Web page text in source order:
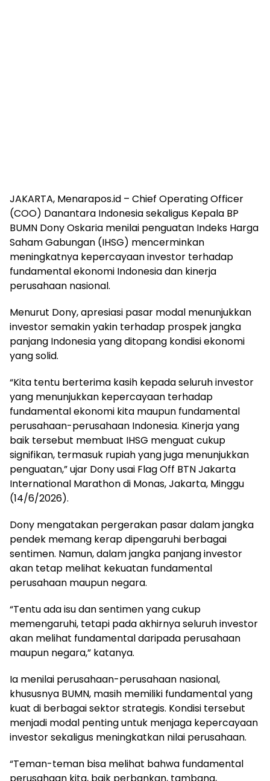
JAKARTA, Menarapos.id – Chief Operating Officer
(COO) Danantara Indonesia sekaligus Kepala BP
BUMN Dony Oskaria menilai penguatan Indeks Harga
Saham Gabungan (IHSG) mencerminkan
meningkatnya kepercayaan investor terhadap
fundamental ekonomi Indonesia dan kinerja
perusahaan nasional.
Menurut Dony, apresiasi pasar modal menunjukkan
investor semakin yakin terhadap prospek jangka
panjang Indonesia yang ditopang kondisi ekonomi
yang solid.
“Kita tentu berterima kasih kepada seluruh investor
yang menunjukkan kepercayaan terhadap
fundamental ekonomi kita maupun fundamental
perusahaan-perusahaan Indonesia. Kinerja yang
baik tersebut membuat IHSG menguat cukup
signifikan, termasuk rupiah yang juga menunjukkan
penguatan,” ujar Dony usai Flag Off BTN Jakarta
International Marathon di Monas, Jakarta, Minggu
(14/6/2026).
Dony mengatakan pergerakan pasar dalam jangka
pendek memang kerap dipengaruhi berbagai
sentimen. Namun, dalam jangka panjang investor
akan tetap melihat kekuatan fundamental
perusahaan maupun negara.
“Tentu ada isu dan sentimen yang cukup
memengaruhi, tetapi pada akhirnya seluruh investor
akan melihat fundamental daripada perusahaan
maupun negara,” katanya.
Ia menilai perusahaan-perusahaan nasional,
khususnya BUMN, masih memiliki fundamental yang
kuat di berbagai sektor strategis. Kondisi tersebut
menjadi modal penting untuk menjaga kepercayaan
investor sekaligus meningkatkan nilai perusahaan.
“Teman-teman bisa melihat bahwa fundamental